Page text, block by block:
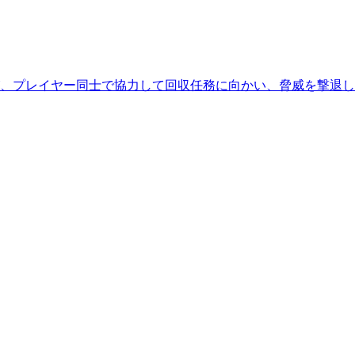
プレイヤー同士で協力して回収任務に向かい、脅威を撃退